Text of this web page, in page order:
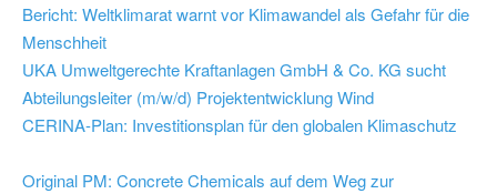
Bericht: Weltklimarat warnt vor Klimawandel als Gefahr für die
Menschheit
UKA Umweltgerechte Kraftanlagen GmbH & Co. KG sucht
Abteilungsleiter (m/w/d) Projektentwicklung Wind
CERINA-Plan: Investitionsplan für den globalen Klimaschutz
Original PM: Concrete Chemicals auf dem Weg zur